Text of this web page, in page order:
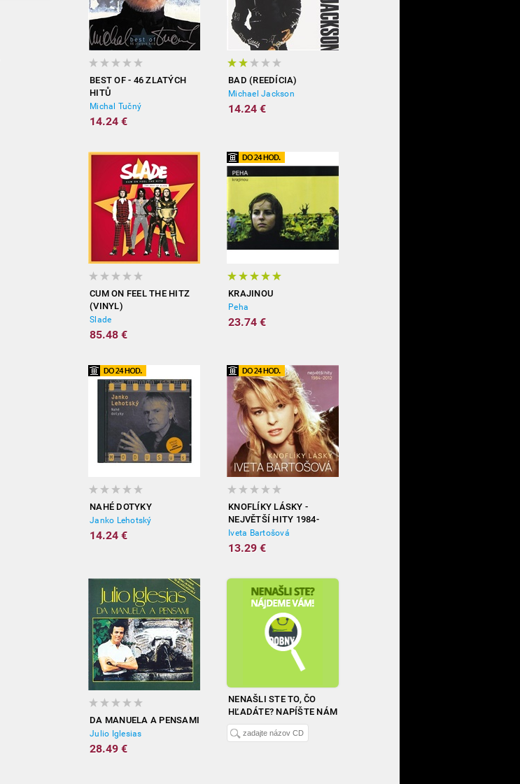
BEST OF - 46 ZLATÝCH
HITŮ
Michal Tučný
14.24 €
BAD (REEDÍCIA)
Michael Jackson
14.24 €
CUM ON FEEL THE HITZ
(VINYL)
Slade
85.48 €
KRAJINOU
Peha
23.74 €
NAHÉ DOTYKY
Janko Lehotský
14.24 €
KNOFLÍKY LÁSKY -
NEJVĚTŠÍ HITY 1984-
2012
Iveta Bartošová
13.29 €
DA MANUELA A PENSAMI
Julio Iglesias
28.49 €
NENAŠLI STE TO, ČO
HĽADÁTE? NAPÍŠTE NÁM